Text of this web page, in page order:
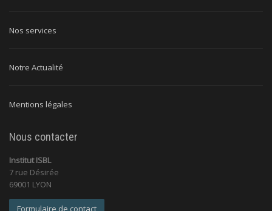
Nos services
Notre Actualité
Mentions légales
Nous contacter
Institut ISBL
7 rue Désirée
69001 LYON
Formulaire de contact